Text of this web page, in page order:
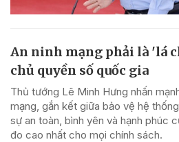
An ninh mạng phải là 'lá
chủ quyền số quốc gia
Thủ tướng Lê Minh Hưng nhấn
mạng, gắn kết giữa bảo vệ hệ
sự an toàn, bình yên và hạnh phúc
đo cao nhất cho mọi chính sách.